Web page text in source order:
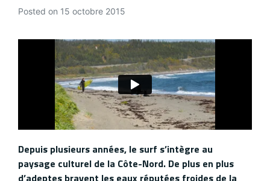
Posted on 15 octobre 2015
Depuis plusieurs années, le surf s’intègre au
paysage culturel de la Côte-Nord. De plus en plus
d’adeptes bravent les eaux réputées froides de la